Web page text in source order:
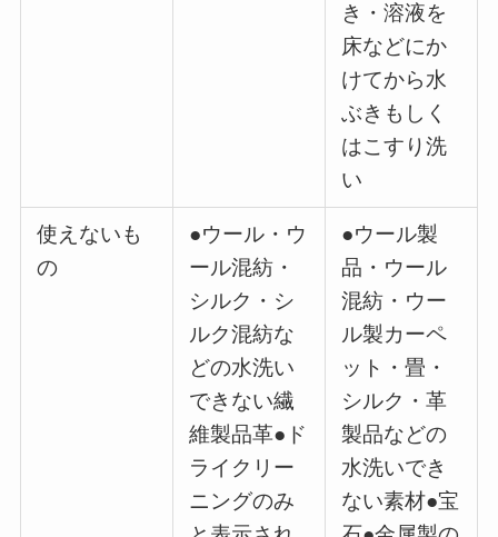
き・溶液を
床などにか
けてから水
ぶきもしく
はこすり洗
い
使えないも
の
●ウール・ウ
ール混紡・
シルク・シ
ルク混紡な
どの水洗い
できない繊
維製品革●ド
ライクリー
ニングのみ
●ウール製
品・ウール
混紡・ウー
ル製カーペ
ット・畳・
シルク・革
製品などの
水洗いでき
ない素材●宝